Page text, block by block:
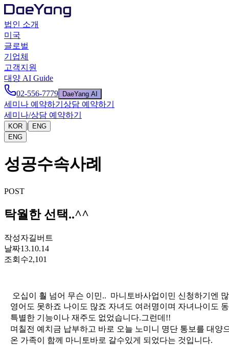
법인 소개
미국
글로벌
기업체
고객지원
대양 AI Guide
02-556-7779
DaeYang AI
세미나 예약하기 상담 예약하기
세미나/상담 예약하기
KOR |
ENG
ENG
성공수속사례
POST
탁월한 선택..^^
작성자길버트
날짜13.10.14
조회수2,101
오십이 훨 넘어 무슨 이민.. 마니토바사업이민 신청하기엔
영어도 못하죠 나이도 많죠 자녀도 여러명이며 자녀나이도
특별한 기능이나 재주도 없었습니다.그런데 !!
며칠전 예치금 납부하고 바로 오늘 노미니 명단 통보를 대양
온 가족이 함께 마니토바로 갈수있게 되었다는 것입니다.